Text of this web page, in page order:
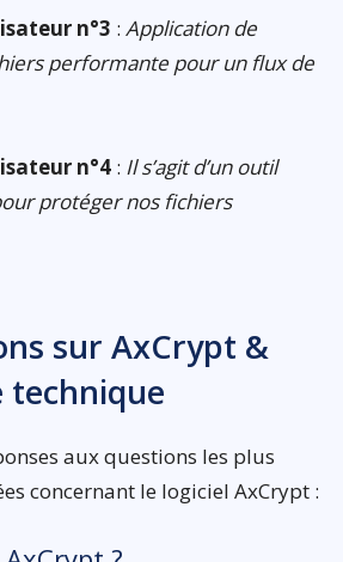
n°3 : Application de
performante pour un flux de
n°4 : Il s’agit d’un outil
protéger nos fichiers
sur AxCrypt &
technique
aux questions les plus
concernant le logiciel AxCrypt :